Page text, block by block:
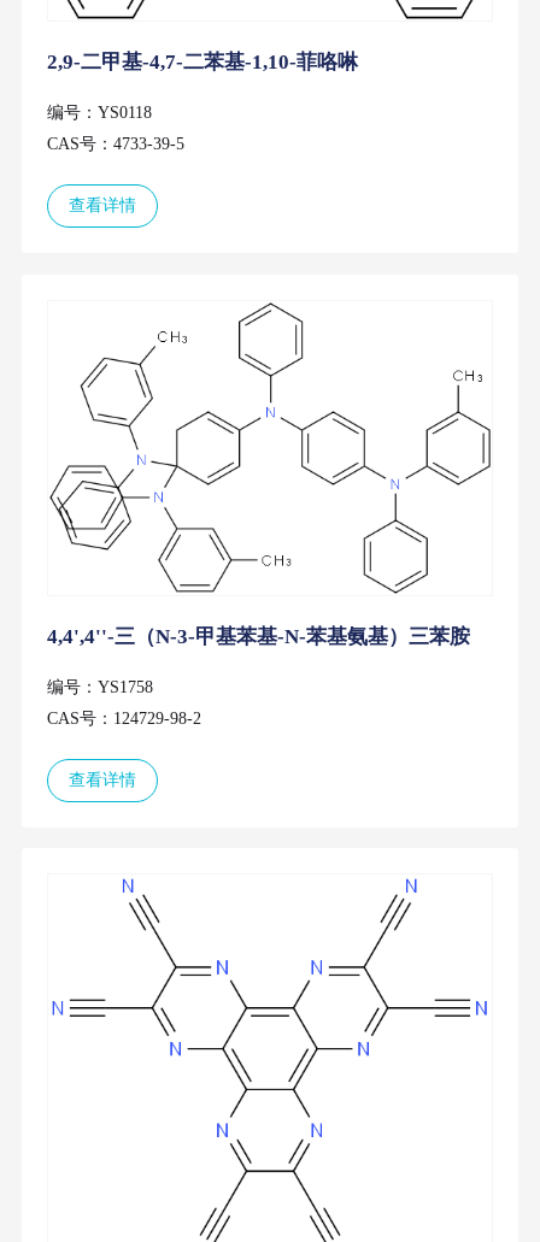
2,9-二甲基-4,7-二苯基-1,10-菲咯啉
编号：YS0118
CAS号：4733-39-5
查看详情
4,4',4''-三（N-3-甲基苯基-N-苯基氨基）三苯胺
编号：YS1758
CAS号：124729-98-2
查看详情